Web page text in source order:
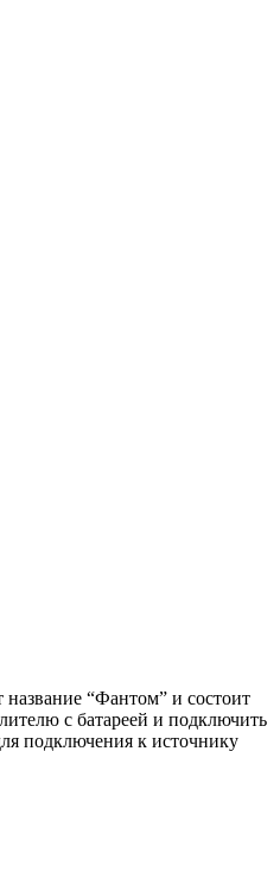
“Фантом” и состоит
с батареей и подключить
подключения к источнику